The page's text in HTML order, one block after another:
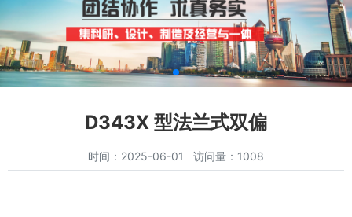
D343X 型法兰式双偏
时间：2025-06-01 访问量：1008